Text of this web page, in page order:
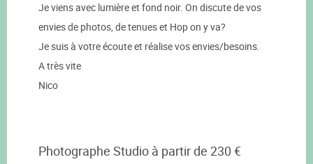
Je viens avec lumière et fond noir. On discute de vos
envies de photos, de tenues et Hop on y va?
Je suis à votre écoute et réalise vos envies/besoins.
A très vite
Nico
Photographe Studio à partir de 230 €